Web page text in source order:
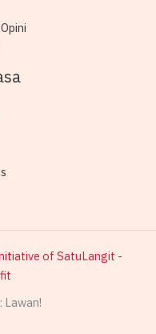
of SatuLangit -
Lawan!